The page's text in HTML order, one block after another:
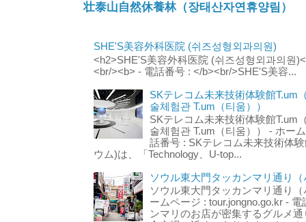
壮泰山自然休養林（장태산자연휴양림）
SHE'S美容外科医院 (쉬즈성형외과의원)
<h2>SHE'S美容外科医院 (쉬즈성형외과의원
<br/><b> - 電話番号 : </b><br/>SHE'S美容...
SKテレコム未来技術体験館T.um
술체험관 T.um（티움））
SKテレコム未来技術体験館T.um
술체험관 T.um（티움）） - ホー
話番号 : SKテレコム未来技術体
ウム)は、「Technology、U-top...
ソウル東大門タッカンマリ通り
ソウル東大門タッカンマリ通り
ームページ : tour.jongno.go.kr -
ンマリのお店が密集するグルメ